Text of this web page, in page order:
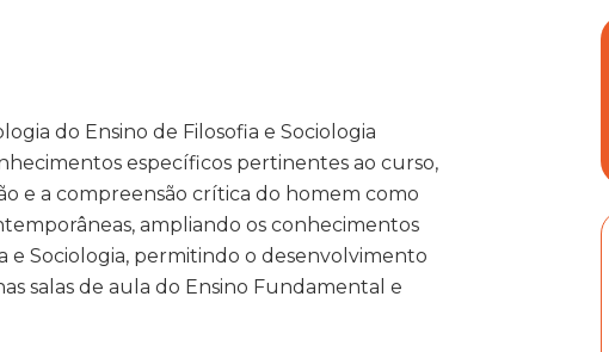
do Ensino de Filosofia e Sociologia
específicos pertinentes ao curso,
e a compreensão crítica do homem como
ampliando os conhecimentos
e Sociologia, permitindo o desenvolvimento
salas de aula do Ensino Fundamental e